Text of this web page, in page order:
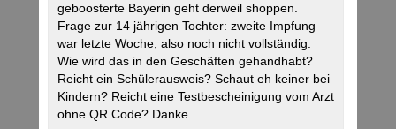
geboosterte Bayerin geht derweil shoppen.
Frage zur 14 jährigen Tochter: zweite Impfung
war letzte Woche, also noch nicht vollständig.
Wie wird das in den Geschäften gehandhabt?
Reicht ein Schülerausweis? Schaut eh keiner bei
Kindern? Reicht eine Testbescheinigung vom Arzt
ohne QR Code? Danke